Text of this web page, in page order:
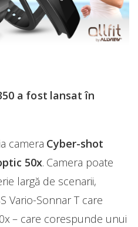
a fost lansat în
camera Cyber-shot
50x. Camera poate
largă de scenarii,
Vario-Sonnar T care
– care corespunde unui